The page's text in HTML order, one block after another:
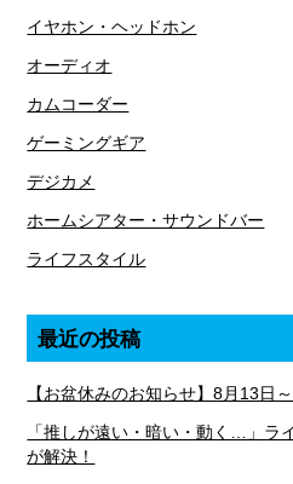
イヤホン・ヘッドホン
オーディオ
カムコーダー
ゲーミングギア
デジカメ
ホームシアター・サウンドバー
ライフスタイル
最近の投稿
【お盆休みのお知らせ】8月13日
「推しが遠い・暗い・動く…」ラ
が解決！